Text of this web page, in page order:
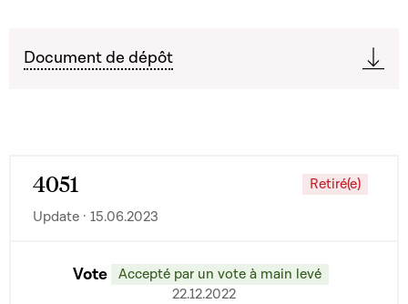
Document de dépôt
4051
Retiré(e)
Update · 15.06.2023
Vote Accepté par un vote à main levé
22.12.2022